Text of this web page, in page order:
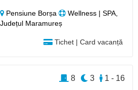
Pensiune Borșa
Wellness | SPA,
Județul Maramureș
Tichet | Card vacanță
1 - 16
3
8